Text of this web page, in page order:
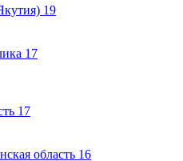
19
17
17
область 16